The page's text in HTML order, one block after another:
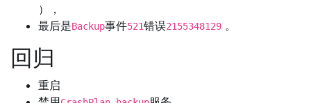
），
最后是Backup事件521错误2155348129 。
回归
重启